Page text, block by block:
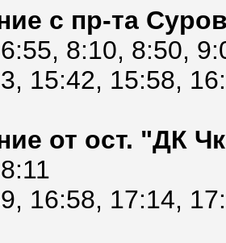
с пр-та
8:10, 8:50,
15:42, 15:58,
от ост. "ДК
16:58, 17:14,